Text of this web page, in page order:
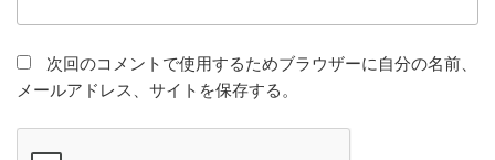
次回のコメントで使用するためブラウザーに自分の名前、
メールアドレス、サイトを保存する。